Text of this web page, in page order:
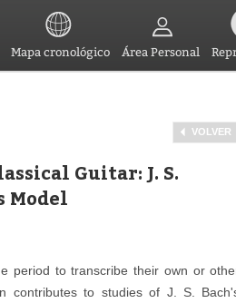
Mapa cronológico Área Personal
VOLVER
Guitar: J. S.
Model
period to transcribe their own or
contributes to studies of J. S.